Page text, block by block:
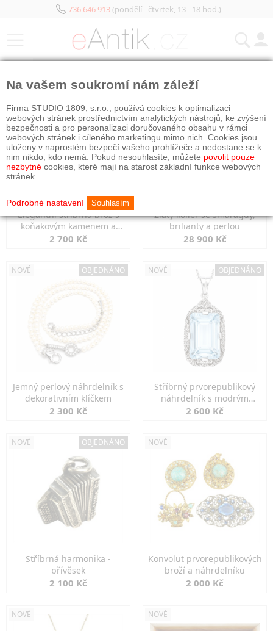
736 646 913(pondělí - čtvrtek, 13 - 18 hod.)
Elegantní stříbrná brož s
koňakovým kamenem a
markazity
2 700 Kč
Zlatý kolier se smaragdy,
brilianty a perlou
28 900 Kč
NOVÉ OBJEDNÁNO
Jemný perlový náhrdelník s
dekorativním klíčkem
2 300 Kč
NOVÉ OBJEDNÁNO
Stříbrný prvorepublikový
náhrdelník s modrým
spinelem
2 600 Kč
NOVÉ OBJEDNÁNO
Stříbrná harmonika -
přívěsek
2 100 Kč
NOVÉ
Konvolut prvorepublikových
broží a náhrdelníku
2 000 Kč
NOVÉ NOVÉ
Na vašem soukromí nám záleží
Firma STUDIO 1809, s.r.o., používá cookies k optimalizaci
webových stránek prostřednictvím analytických nástrojů, ke zvýšení
bezpečnosti a pro personalizaci doručovaného obsahu v rámci
webových stránek i cíleného marketingu mimo nich. Cookies jsou
uloženy v naprostém bezpečí vašeho prohlížeče a nedostane se k
nim nikdo, kdo nemá. Pokud nesouhlasíte, můžete povolit pouze
nezbytné cookies, které mají na starost základní funkce webových
stránek.
Podrobné nastavení Souhlasím